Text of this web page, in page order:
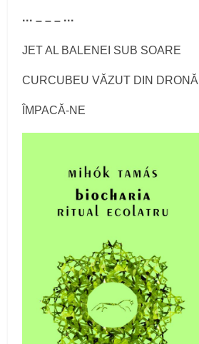
··· – – – ···
JET AL BALENEI SUB SOARE
CURCUBEU VĂZUT DIN DRONĂ
ÎMPACĂ-NE